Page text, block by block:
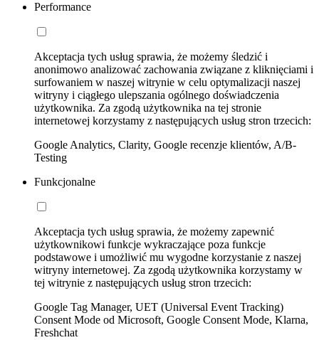
Performance
Akceptacja tych usług sprawia, że możemy śledzić i
anonimowo analizować zachowania związane z kliknięciami i
surfowaniem w naszej witrynie w celu optymalizacji naszej
witryny i ciągłego ulepszania ogólnego doświadczenia
użytkownika. Za zgodą użytkownika na tej stronie
internetowej korzystamy z następujących usług stron trzecich:
Google Analytics, Clarity, Google recenzje klientów, A/B-
Testing
Funkcjonalne
Akceptacja tych usług sprawia, że możemy zapewnić
użytkownikowi funkcje wykraczające poza funkcje
podstawowe i umożliwić mu wygodne korzystanie z naszej
witryny internetowej. Za zgodą użytkownika korzystamy w
tej witrynie z następujących usług stron trzecich:
Google Tag Manager, UET (Universal Event Tracking)
Consent Mode od Microsoft, Google Consent Mode, Klarna,
Freshchat